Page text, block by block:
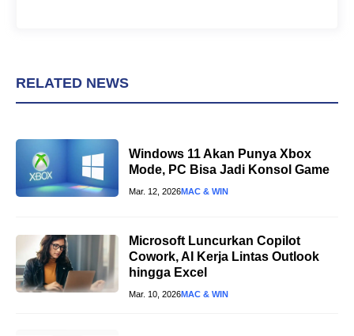
RELATED NEWS
Windows 11 Akan Punya Xbox
Mode, PC Bisa Jadi Konsol Game
Mar. 12, 2026MAC & WIN
Microsoft Luncurkan Copilot
Cowork, AI Kerja Lintas Outlook
hingga Excel
Mar. 10, 2026MAC & WIN